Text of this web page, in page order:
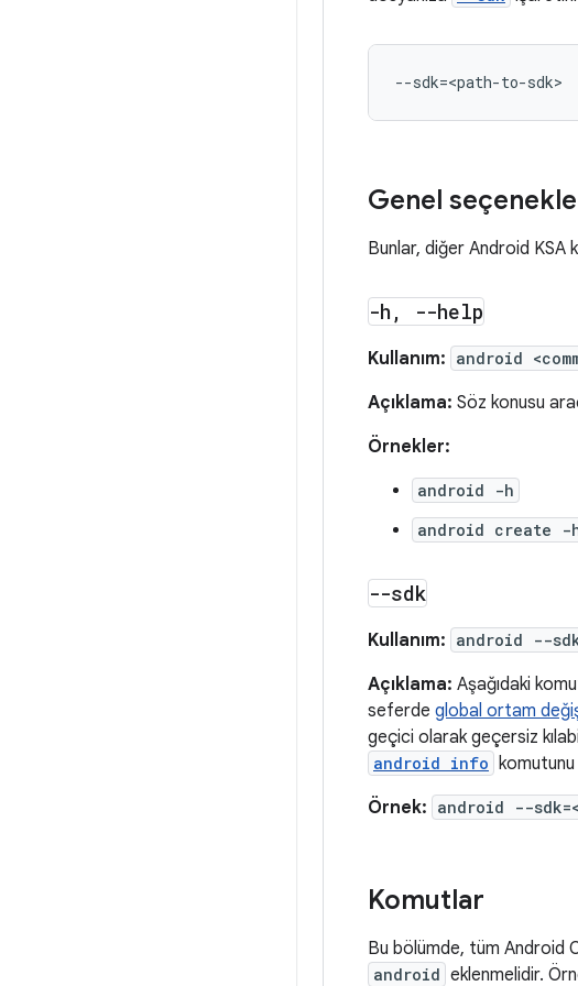
--sdk=
Genel
Bunlar, diğer Android KSA
-h , --help
Kullanım: android
Açıklama: Söz konusu
Örnekler:
android -h
android create -
--sdk
Kullanım: android --
Açıklama: Aşağıdaki
seferde global ortam
geçici olarak geçersiz
android info komutunu
Örnek: android --
Komutlar
Bu bölümde, tüm Android
android eklenmelidir.